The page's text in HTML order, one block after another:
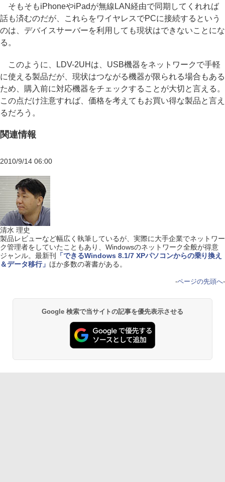
そもそもiPhoneやiPadが無線LAN経由で同期してくれれば
話も済むのだが、これらをワイヤレスでPCに接続するという
のは、デバイスサーバーを利用しても現状はできないことにな
る。
このように、LDV-2UHは、USB機器をネットワークで手軽
に使える製品だが、現状はつながる機器が限られる場合もある
ため、購入前に対応機器をチェックすることが大切と言える。
この点だけ注意すれば、価格を考えてもお買い得な製品と言え
るだろう。
関連情報
2010/9/14 06:00
清水 理史
製品レビューなど幅広く執筆しているが、実際に大手企業でネットワー
ク管理者をしていたこともあり、Windowsのネットワーク全般が得意
ジャンル。最新刊
「できるWindows 8.1/7 XPパソコンからの乗り換え
＆データ移行」 ほか多数の著書がある。
-ページの先頭へ-
Google 検索で当サイトの記事を優先表示させる